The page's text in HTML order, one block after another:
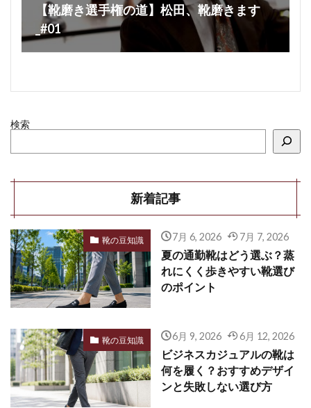
【靴磨き選手権の道】松田、靴磨きます
_#01
検索
新着記事
靴の豆知識 7月 6, 2026 7月 7, 2026
夏の通勤靴はどう選ぶ？蒸
れにくく歩きやすい靴選び
のポイント
靴の豆知識 6月 9, 2026 6月 12, 2026
ビジネスカジュアルの靴は
何を履く？おすすめデザイ
ンと失敗しない選び方